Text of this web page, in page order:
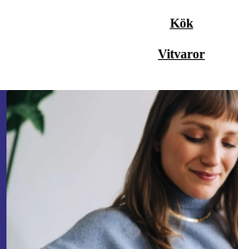
Kök
Vitvaror
Anmäl dig till vårt
första gången och spara
Missa aldrig ett erbjudande